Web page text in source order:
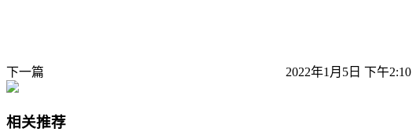
下一篇 2022年1月5日 下午2:10
相关推荐